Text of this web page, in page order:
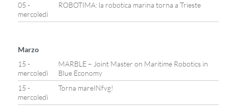
05 -
mercoledì
ROBOTIMA: la robotica marina torna a Trieste
Marzo
15 -
mercoledì
MARBLE – Joint Master on Maritime Robotics in
Blue Economy
15 -
mercoledì
Torna mareINfvg!